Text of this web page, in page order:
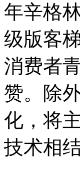
年辛格
级版客
消费者
赞。除
化，将
技术相